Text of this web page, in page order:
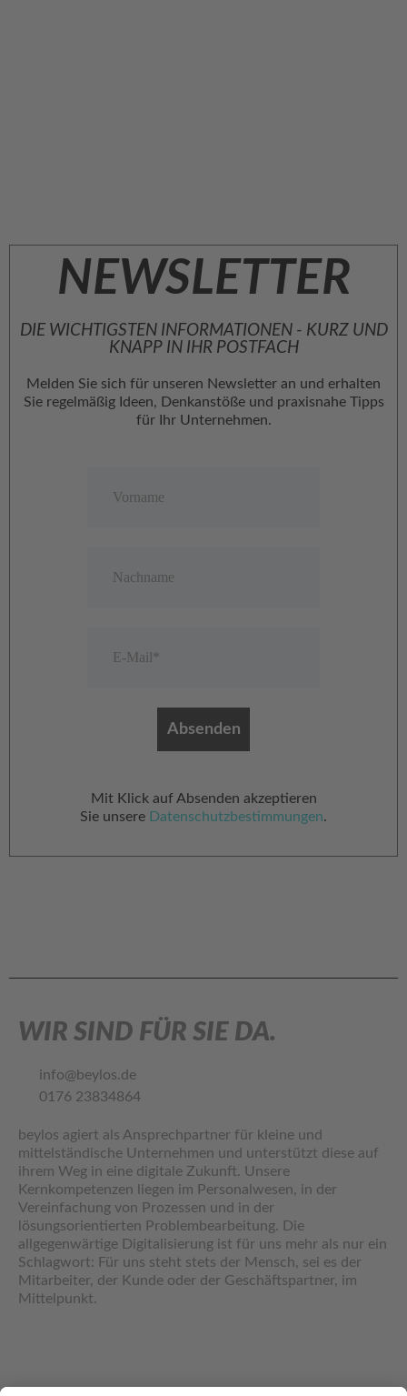
NEWSLETTER
DIE WICHTIGSTEN INFORMATIONEN - KURZ UND
KNAPP IN IHR POSTFACH
Melden Sie sich für unseren Newsletter an und erhalten
Sie regelmäßig Ideen, Denkanstöße und praxisnahe Tipps
für Ihr Unternehmen.
Mit Klick auf Absenden akzeptieren
Sie unsere Datenschutzbestimmungen.
WIR SIND FÜR SIE DA.
info@beylos.de
0176 23834864
beylos agiert als Ansprechpartner für kleine und
mittelständische Unternehmen und unterstützt diese auf
ihrem Weg in eine digitale Zukunft. Unsere
Kernkompetenzen liegen im Personalwesen, in der
Vereinfachung von Prozessen und in der
lösungsorientierten Problembearbeitung. Die
allgegenwärtige Digitalisierung ist für uns mehr als nur ein
Schlagwort: Für uns steht stets der Mensch, sei es der
Mitarbeiter, der Kunde oder der Geschäftspartner, im
Mittelpunkt.